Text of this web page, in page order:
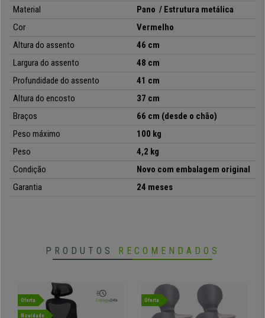
destaque pelo seu conforto. Desta forma, garante que as suas visitas, ou
clientes,fiquem satisfeitos.
A estrutura é em
com 4 patas, o que garante resistência e
estabilidade. O assento e encosto são
qualidade
enquanto esperam por si!
Modelo empilhável
Ideal para sala de espera, conferências, etc.
• Forrado em tecido
Material
Pano / Estrutura metálica
Cor
Vermelho
Altura do assento
46 cm
Largura do assento
48 cm
Profundidade do assento
41 cm
Altura do encosto
37 cm
Braços
66 cm (desde o chão)
Peso máximo
100 kg
Peso
4,2 kg
Condição
Novo com embalagem original
Garantia
24 meses
PRODUTOS RECOMENDADOS
Oferta
Novidade
Oferta